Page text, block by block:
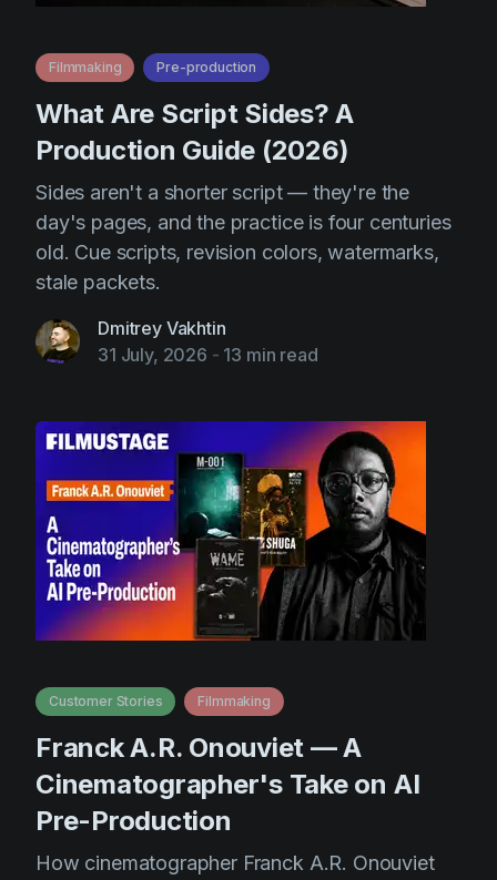
Filmmaking Pre-production
What Are Script Sides? A
Production Guide (2026)
Sides aren't a shorter script — they're the
day's pages, and the practice is four centuries
old. Cue scripts, revision colors, watermarks,
stale packets.
Dmitrey Vakhtin
31 July, 2026 - 13 min read
Customer Stories Filmmaking
Franck A.R. Onouviet — A
Cinematographer's Take on AI
Pre-Production
How cinematographer Franck A.R. Onouviet